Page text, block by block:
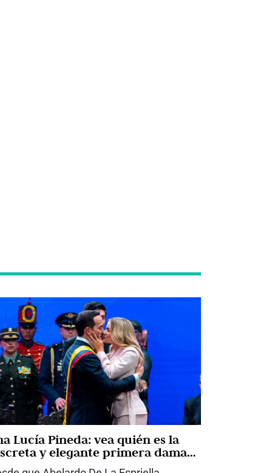
Lucía Pineda: vea quién es la
y elegante primera dama
acompaña a Abelardo De La